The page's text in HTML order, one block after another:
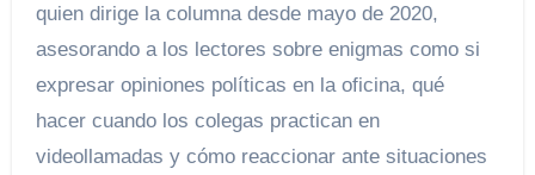
quien dirige la columna desde mayo de 2020,
asesorando a los lectores sobre enigmas como si
expresar opiniones políticas en la oficina, qué
hacer cuando los colegas practican en
videollamadas y cómo reaccionar ante situaciones